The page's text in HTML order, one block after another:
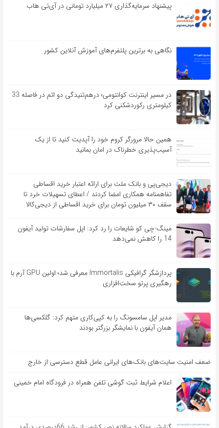
پیشنهاد سرمایه‌گذاری ۲۷ میلیارد تومانی در آی‌تی هاب
نگاهی به برترین پلتفرم‌های آموزش آنلاین کشور
در مسیر اینترنت کوانتومی؛ درهم‌تنیدگی دو اتم در فاصله 33
کیلومتری رکوردشکنی کرد
همین حالا مرورگر کروم خود را آپدیت کنید تا از یک
آسیب‌‌‌‌پذیری خطرناک در امان بمانید
دیجی‌پی و بانک ملت برای ارائه اعتبار خرید اقساطی
تفاهم‎نامه همکاری امضا کردند / اعطای تسهیلات خرد تا
سقف ۳۰ میلیون تومان برای خرید اقساطی از دیجی‌کالا
مینگ-چی کو شایعات را رد کرد: اپل سفارشات تولید آیفون
14 را کاهش نمی‌دهد
پردازشگر گرافیکی Immortalis معرفی شد؛ اولین GPU آرم با
رهگیری پرتو سخت‌افزاری
مدیر اپل سامسونگ را به کپی‌کاری متهم کرد: گلکسی‌ها
همان آیفون با نمایشگر بزرگتر بودند
ضعف امنیت سایت‌های بانک‌های ایرانی عامل قطع دسترسی از خارج
اعلام شرایط ثبت گوشی تلفن همراه در فرودگاه امام خمینی